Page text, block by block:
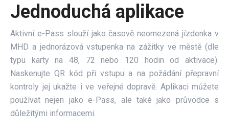
Jednoduchá aplikace
Aktivní e-Pass slouží jako časově neomezená jízdenka v
MHD a jednorázová vstupenka na zážitky ve městě (dle
typu karty na 48, 72 nebo 120 hodin od aktivace).
Naskenujte QR kód při vstupu a na požádání přepravní
kontroly jej ukažte i ve veřejné dopravě. Aplikaci můžete
používat nejen jako e-Pass, ale také jako průvodce s
důležitými informacemi.